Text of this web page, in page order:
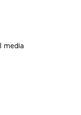
media